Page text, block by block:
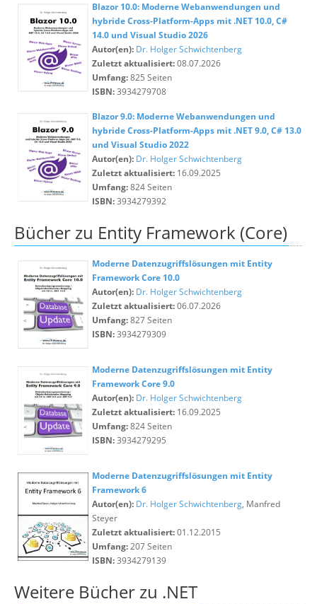
Blazor 10.0: Moderne Webanwendungen und
hybride Cross-Platform-Apps mit .NET 10.0, C#
14.0 und Visual Studio 2026
Autor(en): Dr. Holger Schwichtenberg
Zuletzt aktualisiert:08.07.2026
Umfang:825 Seiten
ISBN:3934279708
Blazor 9.0: Moderne Webanwendungen und
hybride Cross-Platform-Apps mit .NET 9.0, C# 13.0
und Visual Studio 2022
Autor(en): Dr. Holger Schwichtenberg
Zuletzt aktualisiert: 16.09.2025
Umfang:824 Seiten
ISBN:3934279392
Bücher zu Entity Framework (Core)
Moderne Datenzugriffslösungen mit Entity
Framework Core 10.0
Autor(en): Dr. Holger Schwichtenberg
Zuletzt aktualisiert:06.07.2026
Umfang:827 Seiten
ISBN:3934279309
Moderne Datenzugriffslösungen mit Entity
Framework Core 9.0
Autor(en): Dr. Holger Schwichtenberg
Zuletzt aktualisiert: 16.09.2025
Umfang:824 Seiten
ISBN:3934279295
Moderne Datenzugriffslösungen mit Entity
Framework 6
Autor(en): Dr. Holger Schwichtenberg, Manfred
Steyer
Zuletzt aktualisiert:01.12.2015
Umfang:207 Seiten
ISBN:3934279139
Weitere Bücher zu .NET